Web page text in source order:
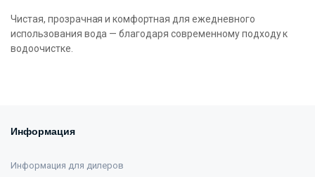
Чистая, прозрачная и комфортная для ежедневного
использования вода — благодаря современному подходу к
водоочистке.
Информация
Информация для дилеров